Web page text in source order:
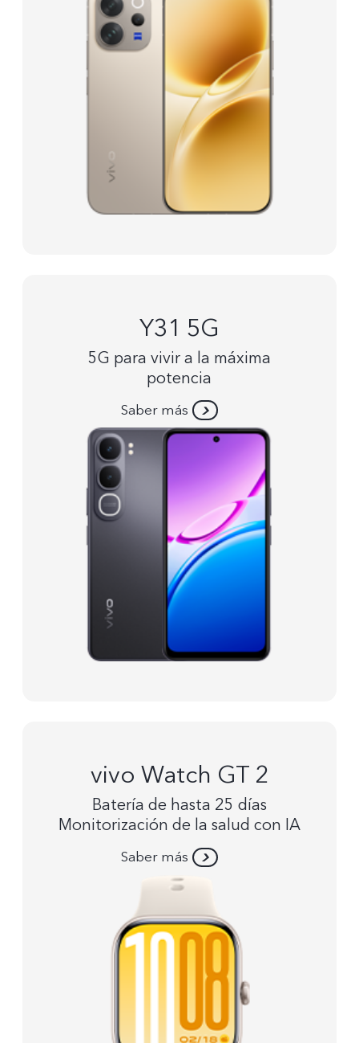
Y31 5G
5G para vivir a la máxima
potencia
Saber más
vivo Watch GT 2
Batería de hasta 25 días
Monitorización de la salud con IA
Saber más